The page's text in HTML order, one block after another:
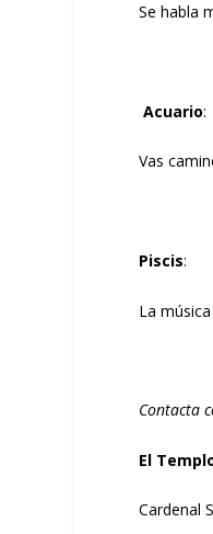
Se habla
Acuario:
Vas
Piscis:
La
Contacta
El
Cardenal